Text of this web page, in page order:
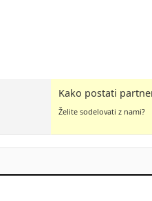
Kako postati
Želite sodelovati z nami?